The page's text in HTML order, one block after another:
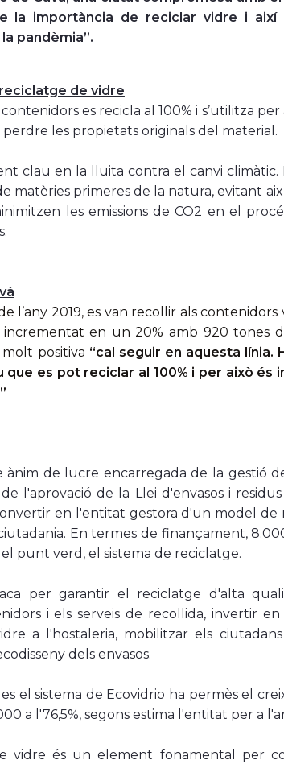
la importància de reciclar vidre i així
pandèmia”.
de vidre
es recicla al 100% i s’utilitza
perdre les propietats originals del material.
clau en la lluita contra el canvi
matèries primeres de la natura, evitant
les emissions de CO2 en el
l’any 2019, es van recollir als
en un 20% amb 920 tones
positiva “cal seguir en aquesta
que es pot reciclar al 100% i per això
ànim de lucre encarregada de la gestió
de l'aprovació de la Llei d'envasos i
en l'entitat gestora d'un model
En termes de finançament,
punt verd, el sistema de reciclatge.
per garantir el reciclatge d'alta
i els serveis de recollida, invertir
a l'hostaleria, mobilitzar els
dels envasos.
el sistema de Ecovidrio ha permès el
a l'76,5%, segons estima l'entitat per a
vidre és un element fonamental per